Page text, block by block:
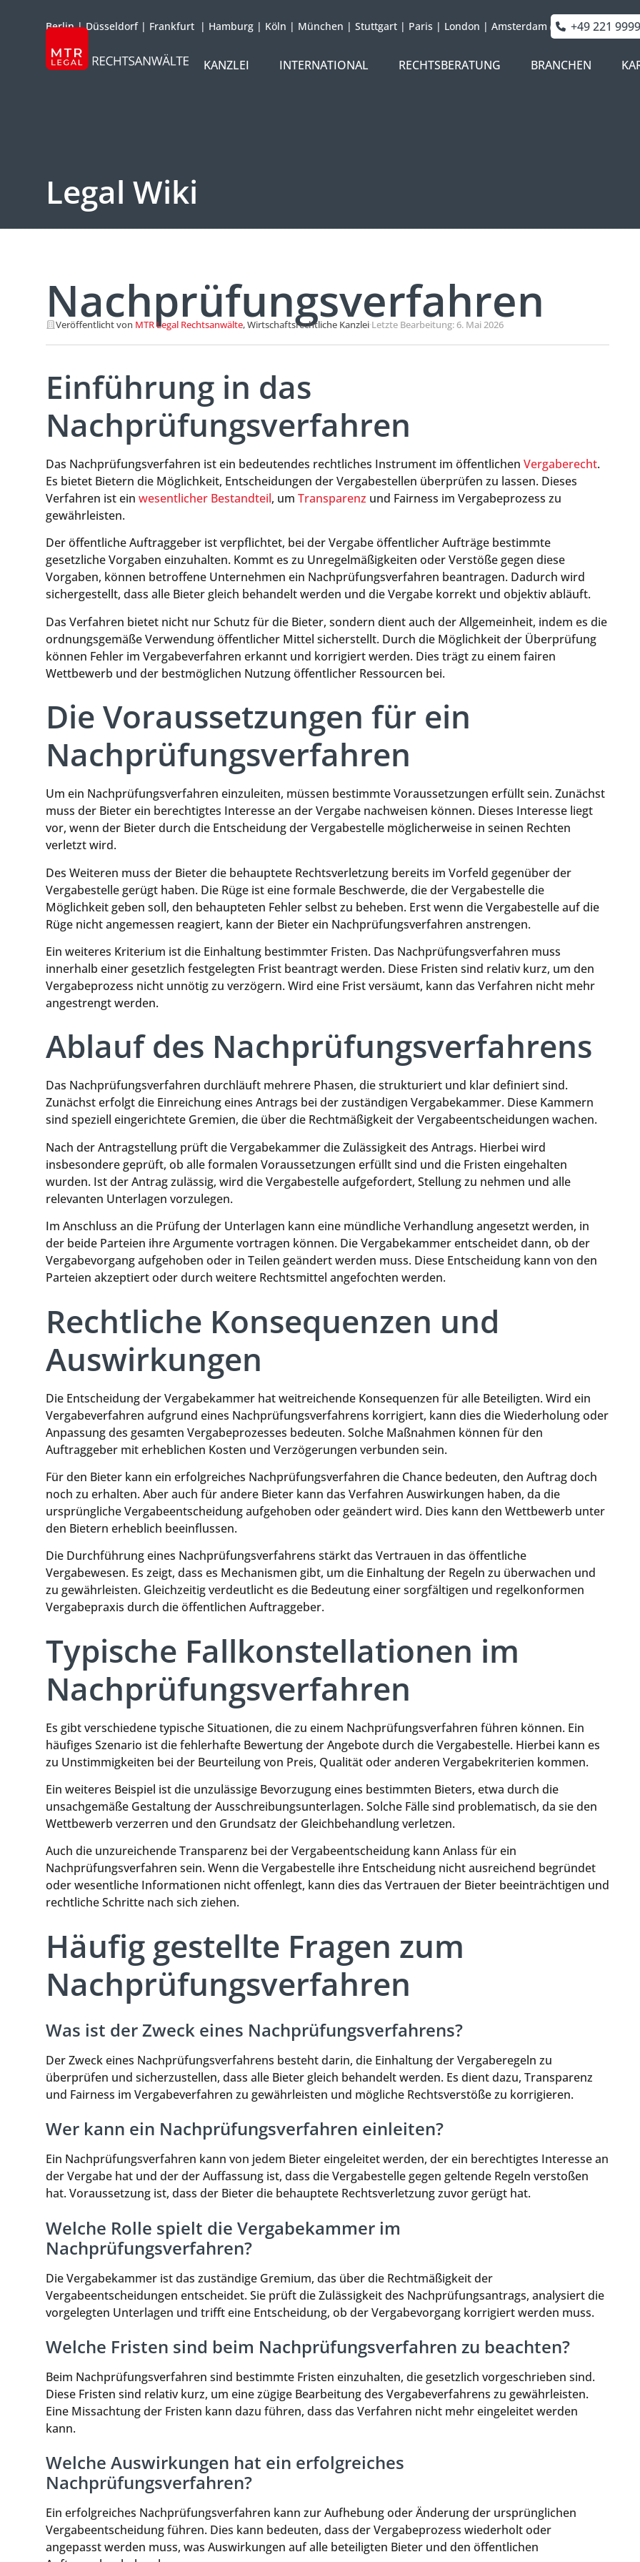
Berlin|Düsseldorf| Frankfurt | Hamburg | Köln | München | Stuttgart | Paris | London | Amsterdam +49 221
KANZLEI
INTERNATIONAL RECHTSBERATUNG BRANCHEN
Legal Wiki
Nachprüfungsverfahren
Veröffentlicht von MTR Legal Rechtsanwälte, Wirtschaftsrechtliche Kanzlei·Letzte Bearbeitung: 6. Mai 2026
Einführung in das
Nachprüfungsverfahren
Das Nachprüfungsverfahren ist ein bedeutendes rechtliches Instrument im öffentlichen Vergaberecht.
Es bietet Bietern die Möglichkeit, Entscheidungen der Vergabestellen überprüfen zu lassen. Dieses
Verfahren ist ein wesentlicher Bestandteil, um Transparenz und Fairness im Vergabeprozess zu
gewährleisten.
Der öffentliche Auftraggeber ist verpflichtet, bei der Vergabe öffentlicher Aufträge bestimmte
gesetzliche Vorgaben einzuhalten. Kommt es zu Unregelmäßigkeiten oder Verstöße gegen diese
Vorgaben, können betroffene Unternehmen ein Nachprüfungsverfahren beantragen. Dadurch wird
sichergestellt, dass alle Bieter gleich behandelt werden und die Vergabe korrekt und objektiv abläuft.
Das Verfahren bietet nicht nur Schutz für die Bieter, sondern dient auch der Allgemeinheit, indem es die
ordnungsgemäße Verwendung öffentlicher Mittel sicherstellt. Durch die Möglichkeit der Überprüfung
können Fehler im Vergabeverfahren erkannt und korrigiert werden. Dies trägt zu einem fairen
Wettbewerb und der bestmöglichen Nutzung öffentlicher Ressourcen bei.
Die Voraussetzungen für ein
Nachprüfungsverfahren
Um ein Nachprüfungsverfahren einzuleiten, müssen bestimmte Voraussetzungen erfüllt sein. Zunächst
muss der Bieter ein berechtigtes Interesse an der Vergabe nachweisen können. Dieses Interesse liegt
vor, wenn der Bieter durch die Entscheidung der Vergabestelle möglicherweise in seinen Rechten
verletzt wird.
Des Weiteren muss der Bieter die behauptete Rechtsverletzung bereits im Vorfeld gegenüber der
Vergabestelle gerügt haben. Die Rüge ist eine formale Beschwerde, die der Vergabestelle die
Möglichkeit geben soll, den behaupteten Fehler selbst zu beheben. Erst wenn die Vergabestelle auf die
Rüge nicht angemessen reagiert, kann der Bieter ein Nachprüfungsverfahren anstrengen.
Ein weiteres Kriterium ist die Einhaltung bestimmter Fristen. Das Nachprüfungsverfahren muss
innerhalb einer gesetzlich festgelegten Frist beantragt werden. Diese Fristen sind relativ kurz, um den
Vergabeprozess nicht unnötig zu verzögern. Wird eine Frist versäumt, kann das Verfahren nicht mehr
angestrengt werden.
Ablauf des Nachprüfungsverfahrens
Das Nachprüfungsverfahren durchläuft mehrere Phasen, die strukturiert und klar definiert sind.
Zunächst erfolgt die Einreichung eines Antrags bei der zuständigen Vergabekammer. Diese Kammern
sind speziell eingerichtete Gremien, die über die Rechtmäßigkeit der Vergabeentscheidungen wachen.
Nach der Antragstellung prüft die Vergabekammer die Zulässigkeit des Antrags. Hierbei wird
insbesondere geprüft, ob alle formalen Voraussetzungen erfüllt sind und die Fristen eingehalten
wurden. Ist der Antrag zulässig, wird die Vergabestelle aufgefordert, Stellung zu nehmen und alle
relevanten Unterlagen vorzulegen.
Im Anschluss an die Prüfung der Unterlagen kann eine mündliche Verhandlung angesetzt werden, in
der beide Parteien ihre Argumente vortragen können. Die Vergabekammer entscheidet dann, ob der
Vergabevorgang aufgehoben oder in Teilen geändert werden muss. Diese Entscheidung kann von den
Parteien akzeptiert oder durch weitere Rechtsmittel angefochten werden.
Rechtliche Konsequenzen und
Auswirkungen
Die Entscheidung der Vergabekammer hat weitreichende Konsequenzen für alle Beteiligten. Wird ein
Vergabeverfahren aufgrund eines Nachprüfungsverfahrens korrigiert, kann dies die Wiederholung oder
Anpassung des gesamten Vergabeprozesses bedeuten. Solche Maßnahmen können für den
Auftraggeber mit erheblichen Kosten und Verzögerungen verbunden sein.
Für den Bieter kann ein erfolgreiches Nachprüfungsverfahren die Chance bedeuten, den Auftrag doch
noch zu erhalten. Aber auch für andere Bieter kann das Verfahren Auswirkungen haben, da die
ursprüngliche Vergabeentscheidung aufgehoben oder geändert wird. Dies kann den Wettbewerb unter
den Bietern erheblich beeinflussen.
Die Durchführung eines Nachprüfungsverfahrens stärkt das Vertrauen in das öffentliche
Vergabewesen. Es zeigt, dass es Mechanismen gibt, um die Einhaltung der Regeln zu überwachen und
zu gewährleisten. Gleichzeitig verdeutlicht es die Bedeutung einer sorgfältigen und regelkonformen
Vergabepraxis durch die öffentlichen Auftraggeber.
Typische Fallkonstellationen im
Nachprüfungsverfahren
Es gibt verschiedene typische Situationen, die zu einem Nachprüfungsverfahren führen können. Ein
häufiges Szenario ist die fehlerhafte Bewertung der Angebote durch die Vergabestelle. Hierbei kann es
zu Unstimmigkeiten bei der Beurteilung von Preis, Qualität oder anderen Vergabekriterien kommen.
Ein weiteres Beispiel ist die unzulässige Bevorzugung eines bestimmten Bieters, etwa durch die
unsachgemäße Gestaltung der Ausschreibungsunterlagen. Solche Fälle sind problematisch, da sie den
Wettbewerb verzerren und den Grundsatz der Gleichbehandlung verletzen.
Auch die unzureichende Transparenz bei der Vergabeentscheidung kann Anlass für ein
Nachprüfungsverfahren sein. Wenn die Vergabestelle ihre Entscheidung nicht ausreichend begründet
oder wesentliche Informationen nicht offenlegt, kann dies das Vertrauen der Bieter beeinträchtigen und
rechtliche Schritte nach sich ziehen.
Häufig gestellte Fragen zum
Nachprüfungsverfahren
Was ist der Zweck eines Nachprüfungsverfahrens?
Der Zweck eines Nachprüfungsverfahrens besteht darin, die Einhaltung der Vergaberegeln zu
überprüfen und sicherzustellen, dass alle Bieter gleich behandelt werden. Es dient dazu, Transparenz
und Fairness im Vergabeverfahren zu gewährleisten und mögliche Rechtsverstöße zu korrigieren.
Wer kann ein Nachprüfungsverfahren einleiten?
Ein Nachprüfungsverfahren kann von jedem Bieter eingeleitet werden, der ein berechtigtes Interesse an
der Vergabe hat und der der Auffassung ist, dass die Vergabestelle gegen geltende Regeln verstoßen
hat. Voraussetzung ist, dass der Bieter die behauptete Rechtsverletzung zuvor gerügt hat.
Welche Rolle spielt die Vergabekammer im
Nachprüfungsverfahren?
Die Vergabekammer ist das zuständige Gremium, das über die Rechtmäßigkeit der
Vergabeentscheidungen entscheidet. Sie prüft die Zulässigkeit des Nachprüfungsantrags, analysiert die
vorgelegten Unterlagen und trifft eine Entscheidung, ob der Vergabevorgang korrigiert werden muss.
Welche Fristen sind beim Nachprüfungsverfahren zu beachten?
Beim Nachprüfungsverfahren sind bestimmte Fristen einzuhalten, die gesetzlich vorgeschrieben sind.
Diese Fristen sind relativ kurz, um eine zügige Bearbeitung des Vergabeverfahrens zu gewährleisten.
Eine Missachtung der Fristen kann dazu führen, dass das Verfahren nicht mehr eingeleitet werden
kann.
Welche Auswirkungen hat ein erfolgreiches
Nachprüfungsverfahren?
Ein erfolgreiches Nachprüfungsverfahren kann zur Aufhebung oder Änderung der ursprünglichen
Vergabeentscheidung führen. Dies kann bedeuten, dass der Vergabeprozess wiederholt oder
angepasst werden muss, was Auswirkungen auf alle beteiligten Bieter und den öffentlichen